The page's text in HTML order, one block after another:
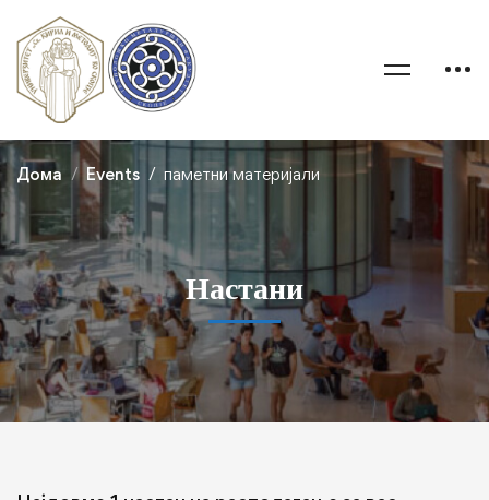
Дома Events паметни материјали
Настани